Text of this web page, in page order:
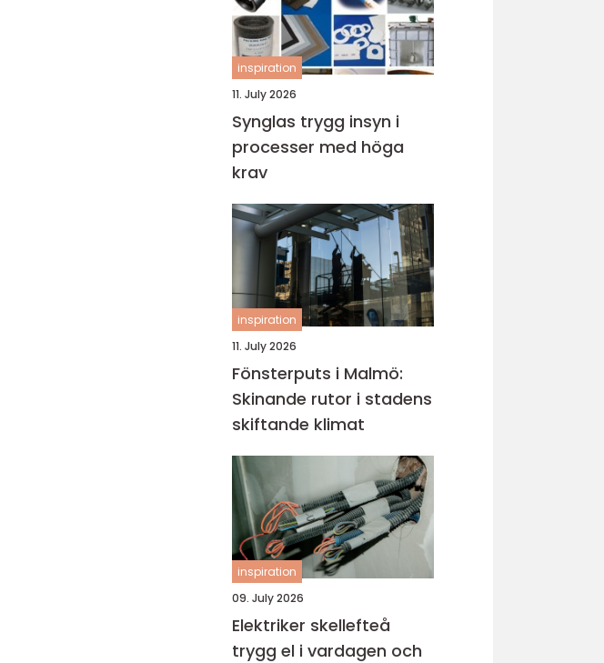
inspiration
11. July 2026
Synglas trygg insyn i
processer med höga
krav
inspiration
11. July 2026
Fönsterputs i Malmö:
Skinande rutor i stadens
skiftande klimat
inspiration
09. July 2026
Elektriker skellefteå
trygg el i vardagen och